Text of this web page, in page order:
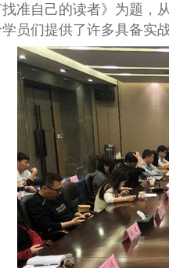
准自己的读者》为题
员们提供了许多具备实